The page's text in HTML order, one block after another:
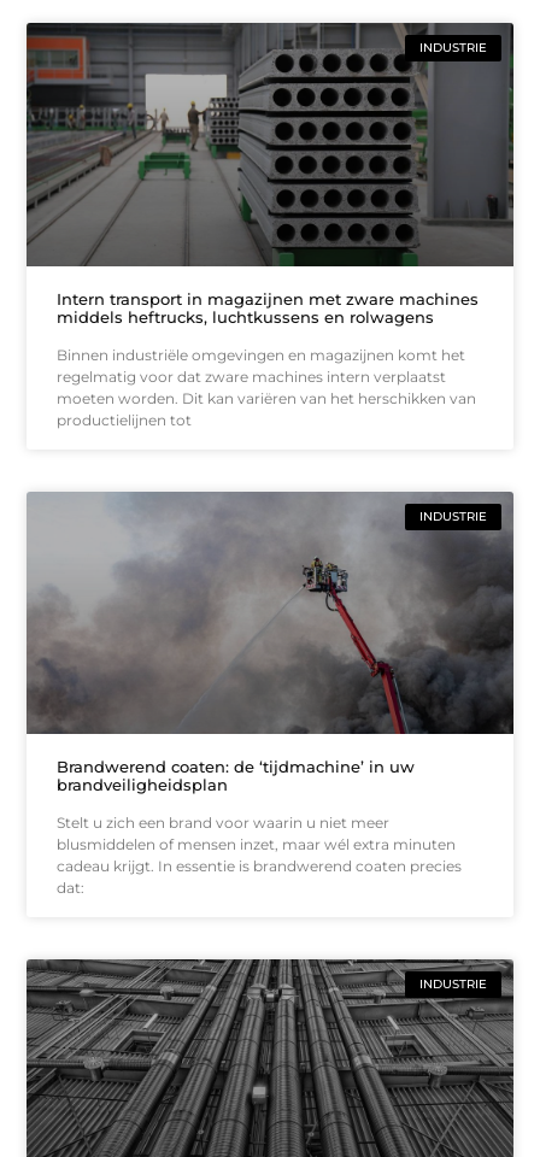
INDUSTRIE
Intern transport in magazijnen met zware machines
middels heftrucks, luchtkussens en rolwagens
Binnen industriële omgevingen en magazijnen komt het
regelmatig voor dat zware machines intern verplaatst
moeten worden. Dit kan variëren van het herschikken van
productielijnen tot
INDUSTRIE
Brandwerend coaten: de ‘tijdmachine’ in uw
brandveiligheidsplan
Stelt u zich een brand voor waarin u niet meer
blusmiddelen of mensen inzet, maar wél extra minuten
cadeau krijgt. In essentie is brandwerend coaten precies
dat:
INDUSTRIE